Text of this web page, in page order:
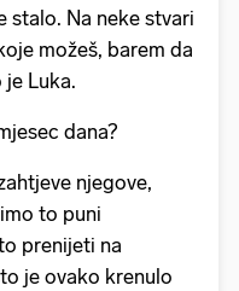
stalo. Na neke stvari
možeš, barem da
Luka.
dana?
njegove,
to puni
prenijeti na
je ovako krenulo